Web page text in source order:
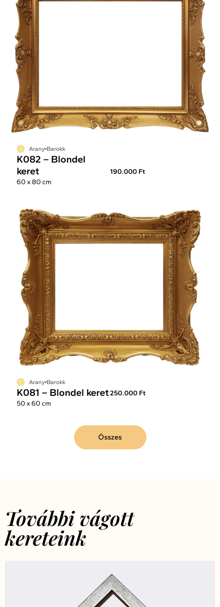
Arany Barokk
K082 – Blondel
keret
190.000 Ft
60 x 80 cm
Arany Barokk
K081 – Blondel keret250.000 Ft
50 x 60 cm
Összes
További vágott
kereteink